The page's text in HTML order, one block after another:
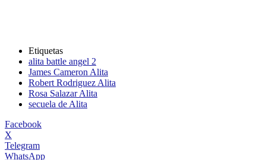
Etiquetas
alita battle angel 2
James Cameron Alita
Robert Rodriguez Alita
Rosa Salazar Alita
secuela de Alita
Facebook
X
Telegram
WhatsApp